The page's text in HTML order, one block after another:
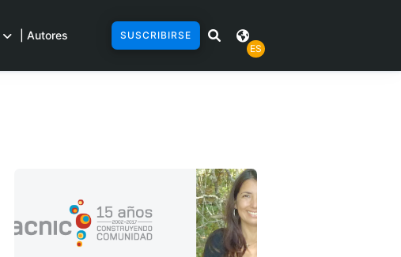
| Autores
SUSCRIBIRSE
ES